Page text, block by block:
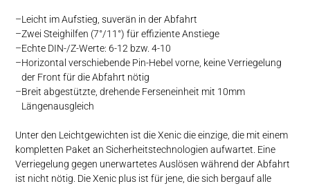
Leicht im Aufstieg, suverän in der Abfahrt
Zwei Steighilfen (7°/11°) für effiziente Anstiege
Echte DIN-/Z-Werte: 6-12 bzw. 4-10
Horizontal verschiebende Pin-Hebel vorne, keine Verriegelung
der Front für die Abfahrt nötig
Breit abgestützte, drehende Ferseneinheit mit 10mm
Längenausgleich
Unter den Leichtgewichten ist die Xenic die einzige, die mit einem
kompletten Paket an Sicherheitstechnologien aufwartet. Eine
Verriegelung gegen unerwartetes Auslösen während der Abfahrt
ist nicht nötig. Die Xenic plus ist für jene, die sich bergauf alle